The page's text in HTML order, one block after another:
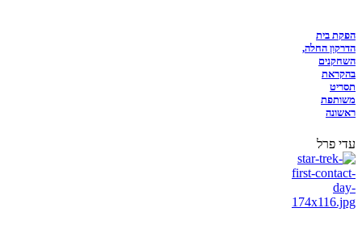
הפקת בית
הדרקון החלה,
השחקנים
בהקראת
תסריט
משותפת
ראשונה
עדי פרל